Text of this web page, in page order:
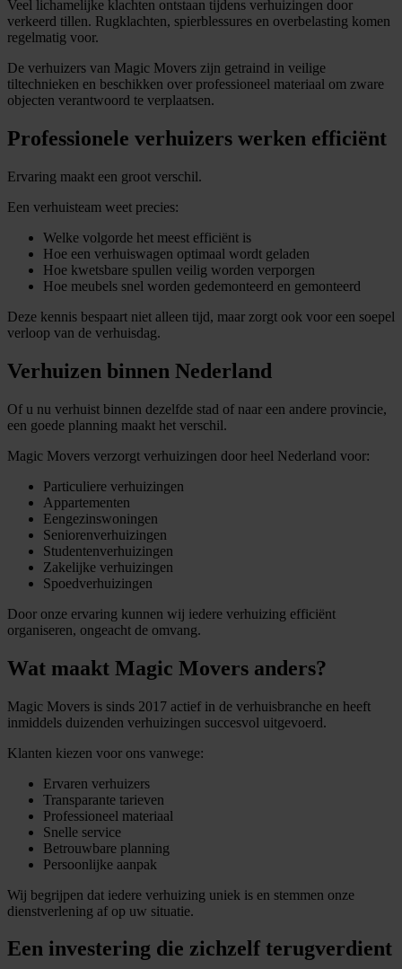
Veel lichamelijke klachten ontstaan tijdens verhuizingen door
verkeerd tillen. Rugklachten, spierblessures en overbelasting komen
regelmatig voor.
De verhuizers van Magic Movers zijn getraind in veilige
tiltechnieken en beschikken over professioneel materiaal om zware
objecten verantwoord te verplaatsen.
Professionele verhuizers werken efficiënt
Ervaring maakt een groot verschil.
Een verhuisteam weet precies:
Welke volgorde het meest efficiënt is
Hoe een verhuiswagen optimaal wordt geladen
Hoe kwetsbare spullen veilig worden verporgen
Hoe meubels snel worden gedemonteerd en gemonteerd
Deze kennis bespaart niet alleen tijd, maar zorgt ook voor een soepel
verloop van de verhuisdag.
Verhuizen binnen Nederland
Of u nu verhuist binnen dezelfde stad of naar een andere provincie,
een goede planning maakt het verschil.
Magic Movers verzorgt verhuizingen door heel Nederland voor:
Particuliere verhuizingen
Appartementen
Eengezinswoningen
Seniorenverhuizingen
Studentenverhuizingen
Zakelijke verhuizingen
Spoedverhuizingen
Door onze ervaring kunnen wij iedere verhuizing efficiënt
organiseren, ongeacht de omvang.
Wat maakt Magic Movers anders?
Magic Movers is sinds 2017 actief in de verhuisbranche en heeft
inmiddels duizenden verhuizingen succesvol uitgevoerd.
Klanten kiezen voor ons vanwege:
Ervaren verhuizers
Transparante tarieven
Professioneel materiaal
Snelle service
Betrouwbare planning
Persoonlijke aanpak
Wij begrijpen dat iedere verhuizing uniek is en stemmen onze
dienstverlening af op uw situatie.
Een investering die zichzelf terugverdient